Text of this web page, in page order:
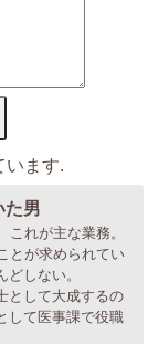
います.
た男
れが主な業務。
とが求められてい
しない。
として大成するの
して医事課で役職